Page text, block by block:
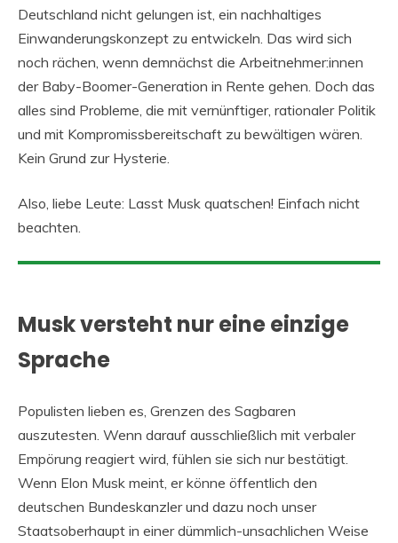
Deutschland nicht gelungen ist, ein nachhaltiges
Einwanderungskonzept zu entwickeln. Das wird sich
noch rächen, wenn demnächst die Arbeitnehmer:innen
der Baby-Boomer-Generation in Rente gehen. Doch das
alles sind Probleme, die mit vernünftiger, rationaler Politik
und mit Kompromissbereitschaft zu bewältigen wären.
Kein Grund zur Hysterie.
Also, liebe Leute: Lasst Musk quatschen! Einfach nicht
beachten.
Musk versteht nur eine einzige
Sprache
Populisten lieben es, Grenzen des Sagbaren
auszutesten. Wenn darauf ausschließlich mit verbaler
Empörung reagiert wird, fühlen sie sich nur bestätigt.
Wenn Elon Musk meint, er könne öffentlich den
deutschen Bundeskanzler und dazu noch unser
Staatsoberhaupt in einer dümmlich-unsachlichen Weise